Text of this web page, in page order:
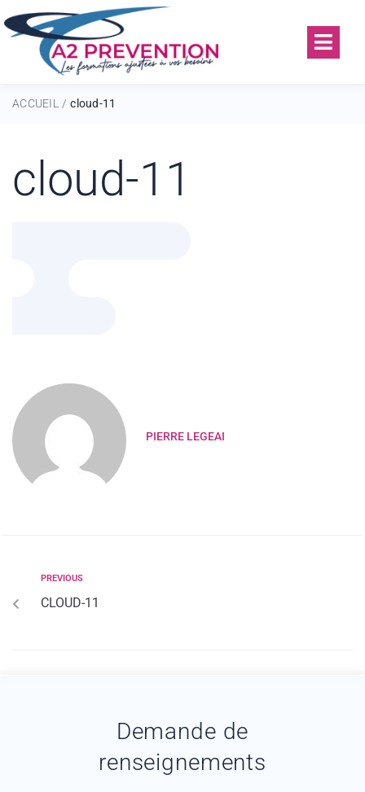
ACCUEIL / cloud-11
cloud-11
PIERRE LEGEAI
PREVIOUS
CLOUD-11
Demande de
renseignements